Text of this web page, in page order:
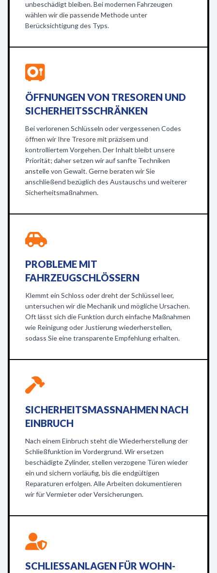
unbeschädigt bleiben. Bei modernen Fahrzeugen
wählen wir die passende Methode unter
Berücksichtigung des Typs.
ÖFFNUNGEN VON TRESOREN UND
SICHERHEITSSCHRÄNKEN
Bei verlorenen Schlüsseln oder vergessenen Codes
öffnen wir Ihre Tresore mit präzisem und
kontrolliertem Vorgehen. Der Inhalt bleibt unsere
Priorität; daher setzen wir auf sanfte Techniken
anstelle von Gewalt. Gerne beraten wir Sie
anschließend bezüglich des Austauschs und weiterer
Sicherheitsmaßnahmen.
PROBLEME MIT
FAHRZEUGSCHLÖSSERN
Klemmt ein Schloss oder dreht der Schlüssel leer,
untersuchen wir die Mechanik und mögliche Ursachen.
Oft lässt sich die Funktion durch einfache Maßnahmen
wie Reinigung oder Justierung wiederherstellen,
sodass Sie eine transparente Empfehlung erhalten.
SICHERHEITSMASSNAHMEN NACH E
INBRUCH
Nach einem Einbruch steht die Wiederherstellung der
Schließfunktion im Vordergrund. Wir ersetzen
beschädigte Zylinder, stellen verzogene Türen wieder
ein und sichern vorläufig, bis die endgültigen
Reparaturen erfolgen. Alle Arbeiten dokumentieren
wir für Vermieter oder Versicherungen.
SCHLIESSANLAGEN FÜR WOHN- U